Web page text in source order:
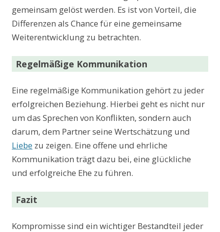
gemeinsam gelöst werden. Es ist von Vorteil, die
Differenzen als Chance für eine gemeinsame
Weiterentwicklung zu betrachten.
Regelmäßige Kommunikation
Eine regelmäßige Kommunikation gehört zu jeder
erfolgreichen Beziehung. Hierbei geht es nicht nur
um das Sprechen von Konflikten, sondern auch
darum, dem Partner seine Wertschätzung und
Liebe zu zeigen. Eine offene und ehrliche
Kommunikation trägt dazu bei, eine glückliche
und erfolgreiche Ehe zu führen.
Fazit
Kompromisse sind ein wichtiger Bestandteil jeder